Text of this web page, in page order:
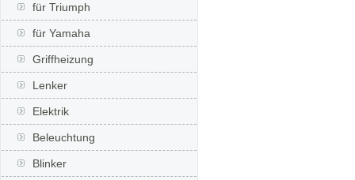
für Triumph
für Yamaha
Griffheizung
Lenker
Elektrik
Beleuchtung
Blinker